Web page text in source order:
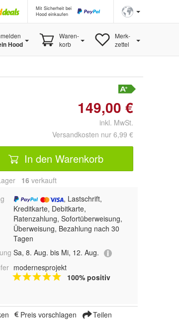
Mit Sicherheit bei
Hood einkaufen
Hood
Waren-
korb
Merk-
zettel
149,00 €
inkl. MwSt.
Versandkosten nur 6,99 €
In den Warenkorb
16 verkauft
, Lastschrift,
Kreditkarte, Debitkarte,
Ratenzahlung, Sofortüberweisung,
Überweisung, Bezahlung nach 30
Tagen
Sa, 8. Aug. bis Mi, 12. Aug.
modernesprojekt
100% positiv
Preis vorschlagen Teilen